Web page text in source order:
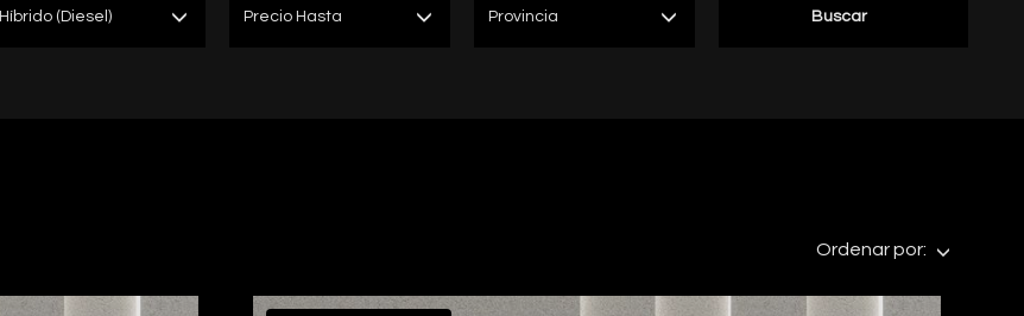
Híbrido (Diesel) Precio Hasta Provincia Buscar
Ordenar por: